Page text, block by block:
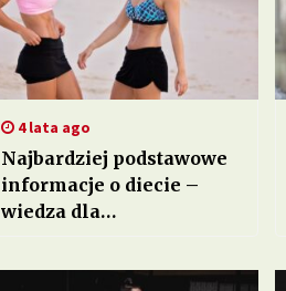
4 lata ago
Najbardziej podstawowe
informacje o diecie –
wiedza dla